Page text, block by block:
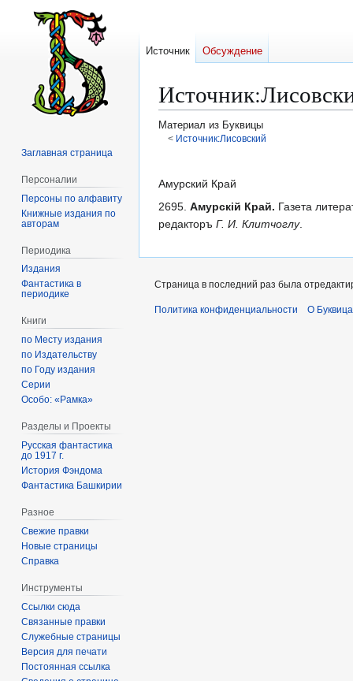
Источник:
Материал из Буквицы
< Источник:Лисовский
к
навигации
к
поиску
Амурский Край
2695. Амурскій Край. Газета
редакторъ Г. И. Клитчоглу.
Источник Обсуждение
Заглавная страница
Персоналии
Персоны по алфавиту
Книжные издания по
авторам
Периодика
Издания
Фантастика в
периодике
Книги
по Месту издания
по Издательству
по Году издания
Серии
Особо: «Рамка»
Разделы и Проекты
Русская фантастика
до 1917 г.
История Фэндома
Фантастика Башкирии
Разное
Свежие правки
Новые страницы
Справка
Инструменты
Ссылки сюда
Связанные правки
Служебные страницы
Версия для печати
Постоянная ссылка
Страница в последний раз была
Политика конфиденциальности О Буквица